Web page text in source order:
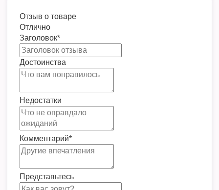
Отзыв о товаре
Отлично
Заголовок*
Достоинства
Недостатки
Комментарий*
Представьтесь